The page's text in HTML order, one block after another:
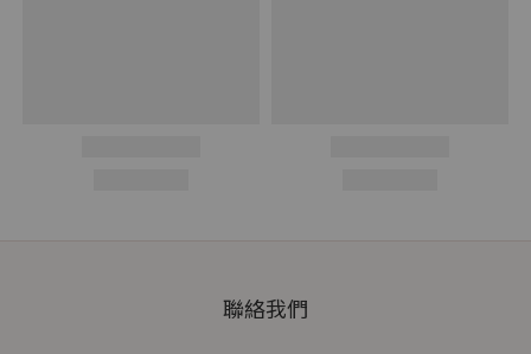
聯絡我們